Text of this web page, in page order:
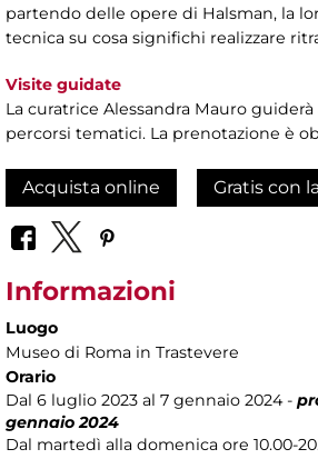
partendo delle opere di Halsman, la
tecnica su cosa significhi realizzare
Visite guidate
La curatrice Alessandra Mauro
percorsi tematici. La prenotazione è
Acquista online Gratis con
Informazioni
Luogo
Museo di Roma in Trastevere
Orario
Dal 6 luglio 2023 al 7 gennaio 2024 -
gennaio 2024
Dal martedì alla domenica ore 10.00-